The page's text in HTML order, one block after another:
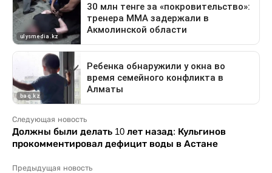
Следующая новость
Должны были делать 10 лет назад: Кульгинов
прокомментировал дефицит воды в Астане
Предыдущая новость